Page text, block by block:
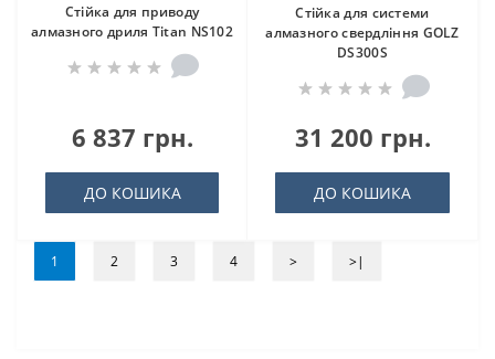
Стійка для приводу
алмазного дриля Titan NS102
6 837 грн.
ДО КОШИКА
Стійка для системи
алмазного свердління GOLZ
DS300S
31 200 грн.
ДО КОШИКА
1 2 3 4 > >|